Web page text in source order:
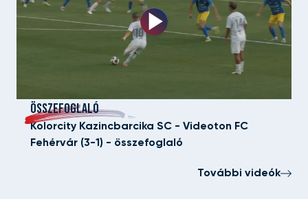
ÖSSZEFOGLALÓ
Kolorcity Kazincbarcika SC - Videoton FC
Fehérvár (3-1) - összefoglaló
További videók